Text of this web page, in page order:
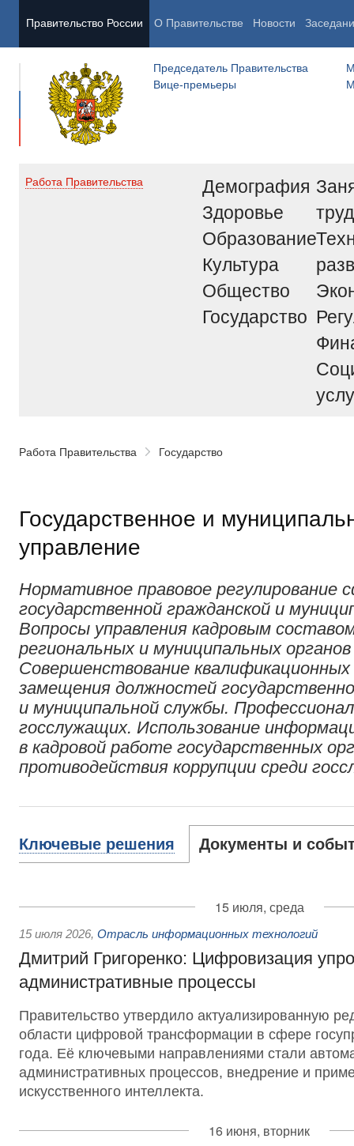
Правительство России О Правительстве Новости
Председатель Правительства
Вице-премьеры
Работа Правительства
Демография
Здоровье
Образование
Культура
Общество
Государство
труд
Работа Правительства Государство
Государственное и
управление
Нормативное правовое регулирование
государственной гражданской и
Вопросы управления кадровым
региональных и муниципальных
Совершенствование
замещения должностей
и муниципальной службы.
госслужащих. Использование
в кадровой работе государственных
противодействия коррупции среди
Ключевые решения Документы и
15 июля, среда
15 июля 2026, Отрасль информационных технологий
Дмитрий Григоренко: Цифровизация
административные процессы
Правительство утвердило актуализированную
области цифровой трансформации в сфере
года. Её ключевыми направлениями стали
административных процессов, внедрение и
искусственного интеллекта.
16 июня, вторник